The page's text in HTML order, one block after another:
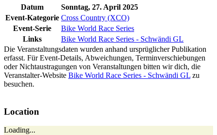
Datum
Sonntag, 27. April 2025
Event-Kategorie Cross Country (XCO)
Event-Serie
Bike World Race Series
Links
Bike World Race Series - Schwändi GL
Die Veranstaltungsdaten wurden anhand ursprüglicher Publikation
erfasst. Für Event-Details, Abweichungen, Terminverschiebungen
oder Nichtaustragungen von Veranstaltungen bitten wir dich, die
Veranstalter-Website Bike World Race Series - Schwändi GL zu
besuchen.
Location
Loading...